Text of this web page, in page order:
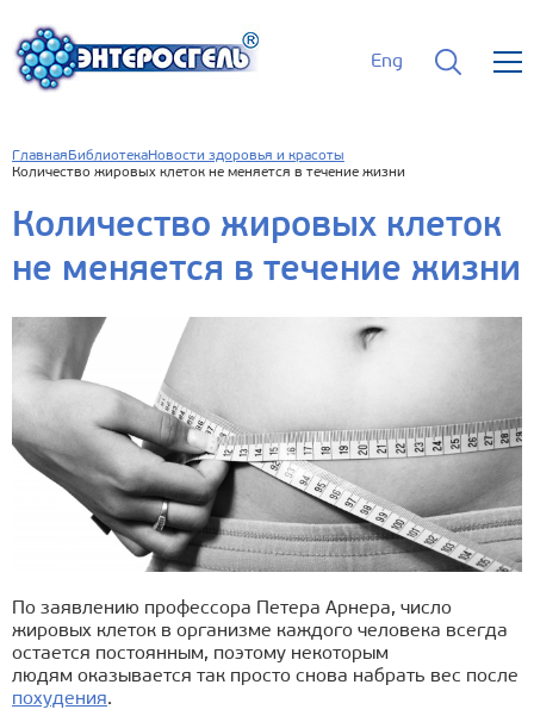
Eng
Главная БиблиотекаНовости здоровья и красоты
Количество жировых клеток не меняется в течение жизни
Количество жировых клеток
не меняется в течение жизни
По заявлению профессора Петера Арнера, число
жировых клеток в организме каждого человека всегда
остается постоянным, поэтому некоторым
людям оказывается так просто снова набрать вес после
похудения.